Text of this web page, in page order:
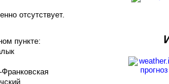
отсутствует.
пункте:
Франковская